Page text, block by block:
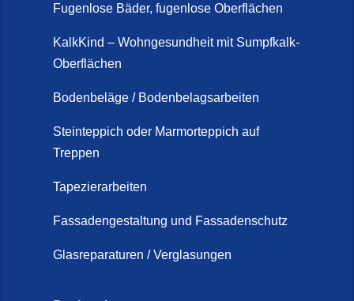
Fugenlose Bäder, fugenlose Oberflächen
KalkKind – Wohngesundheit mit Sumpfkalk-
Oberflächen
Bodenbeläge / Bodenbelagsarbeiten
Steinteppich oder Marmorteppich auf
Treppen
Tapezierarbeiten
Fassadengestaltung und Fassadenschutz
Glasreparaturen / Verglasungen